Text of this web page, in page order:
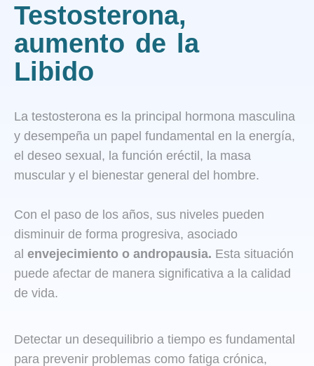
Testosterona,
aumento de la
Libido
La testosterona es la principal hormona masculina
y desempeña un papel fundamental en la energía,
el deseo sexual, la función eréctil, la masa
muscular y el bienestar general del hombre.
Con el paso de los años, sus niveles pueden
disminuir de forma progresiva, asociado
al envejecimiento o andropausia. Esta situación
puede afectar de manera significativa a la calidad
de vida.
Detectar un desequilibrio a tiempo es fundamental
para prevenir problemas como fatiga crónica,